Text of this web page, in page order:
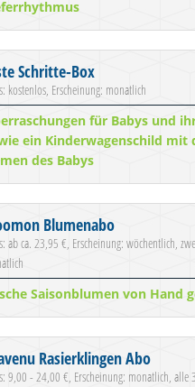
Schritte-Box
kostenlos, Erscheinung: monatlich
für Babys und
ein Kinderwagenschild mit
des Babys
Blumenabo
ab ca. 23,95 €, Erscheinung: wöchentlich,
Saisonblumen von Hand
Rasierklingen Abo
9,00 - 24,00 €, Erscheinung: monatlich, alle